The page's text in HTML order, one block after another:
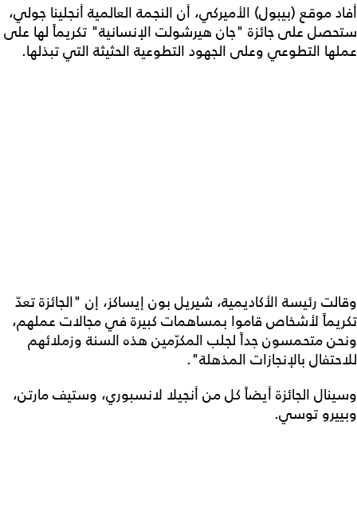
أفاد موقع (بيبول) الأميركي، أن النجمة العالمية أنجلينا جولي،
ستحصل على جائزة "جان هيرشولت الإنسانية" تكريماً لها على
عملها التطوعي وعلى الجهود التطوعية الحثيثة التي تبذلها.
وقالت رئيسة الأكاديمية، شيريل بون إيساكز، إن "الجائزة تعدّ
تكريماً لأشخاص قاموا بمساهمات كبيرة في مجالات عملهم،
ونحن متحمسون جداً لجلب المكرّمين هذه السنة وزملائهم
للاحتفال بالإنجازات المذهلة".
وسينال الجائزة أيضاً كل من أنجيلا لانسبوري، وستيف مارتن،
وبييرو توسي.